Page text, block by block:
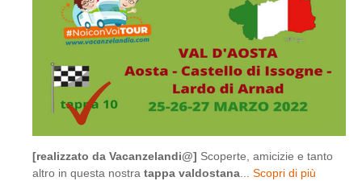
[realizzato da Vacanzelandi@] Scoperte, amicizie e tanto
altro in questa nostra tappa valdostana Scopri di più